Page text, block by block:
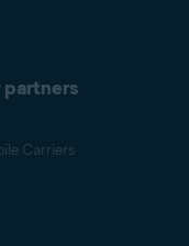
partners
Carriers